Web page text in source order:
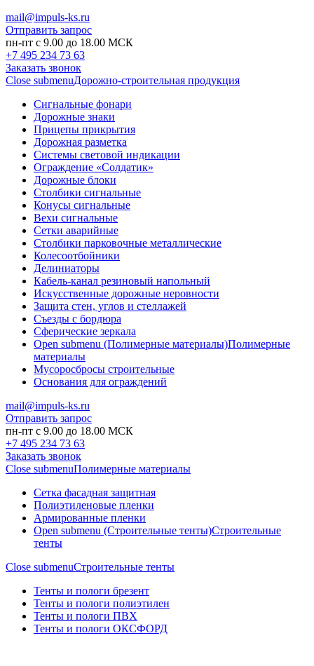
mail@impuls-ks.ru
Отправить запрос
пн-пт с 9.00 до 18.00 МСК
+7 495 234 73 63
Заказать звонок
Close submenuДорожно-строительная продукция
Сигнальные фонари
Дорожные знаки
Прицепы прикрытия
Дорожная разметка
Системы световой индикации
Ограждение «Солдатик»
Дорожные блоки
Столбики сигнальные
Конусы сигнальные
Вехи сигнальные
Сетки аварийные
Столбики парковочные металлические
Колесоотбойники
Делиниаторы
Кабель-канал резиновый напольный
Искусственные дорожные неровности
Защита стен, углов и стеллажей
Съезды с бордюра
Сферические зеркала
Open submenu (Полимерные материалы)Полимерные
материалы
Мусоросбросы строительные
Основания для ограждений
mail@impuls-ks.ru
Отправить запрос
пн-пт с 9.00 до 18.00 МСК
+7 495 234 73 63
Заказать звонок
Close submenuПолимерные материалы
Сетка фасадная защитная
Полиэтиленовые пленки
Армированные пленки
Open submenu (Строительные тенты)Строительные
тенты
Close submenuСтроительные тенты
Тенты и пологи брезент
Тенты и пологи полиэтилен
Тенты и пологи ПВХ
Тенты и пологи ОКСФОРД